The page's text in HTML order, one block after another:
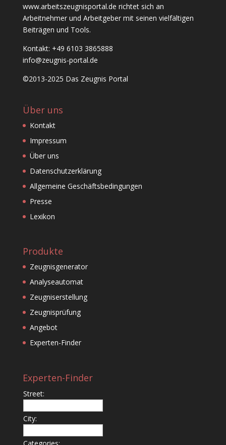
www.arbeitszeugnisportal.de richtet sich an
Arbeitnehmer und Arbeitgeber mit seinen vielfältigen
Beiträgen und Tools.
Kontakt: +49 6103 3865888
info@zeugnis-portal.de
©2013-2025 Das Zeugnis Portal
Über uns
Kontakt
Impressum
Über uns
Datenschutzerklärung
Allgemeine Geschäftsbedingungen
Presse
Lexikon
Produkte
Zeugnisgenerator
Analyseautomat
Zeugniserstellung
Zeugnisprüfung
Angebot
Experten-Finder
Experten-Finder
Street:
City:
Categories: